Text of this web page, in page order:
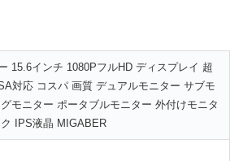
15.6インチ 1080PフルHD ディスプレイ 超
対応 コスパ 画質 デュアルモニター サブモ
モニター ポータブルモニター 外付けモニタ
IPS液晶 MIGABER